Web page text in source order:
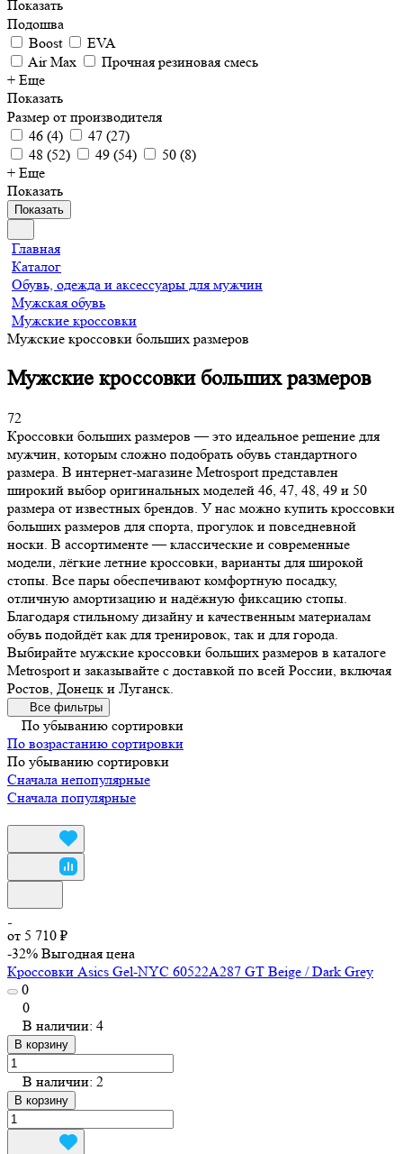
Показать
Подошва
Boost
EVA
Air Max
Прочная резиновая смесь
+ Еще
Показать
Размер от производителя
46 (4) 47 (27)
48 (52) 49 (54) 50 (8)
+ Еще
Показать
Показать
Главная
Каталог
Обувь, одежда и аксессуары для мужчин
Мужская обувь
Мужские кроссовки
Мужские кроссовки больших размеров
Мужские кроссовки больших размеров
72
Кроссовки больших размеров — это идеальное решение для
мужчин, которым сложно подобрать обувь стандартного
размера. В интернет-магазине Metrosport представлен
широкий выбор оригинальных моделей 46, 47, 48, 49 и 50
размера от известных брендов. У нас можно купить кроссовки
больших размеров для спорта, прогулок и повседневной
носки. В ассортименте — классические и современные
модели, лёгкие летние кроссовки, варианты для широкой
стопы. Все пары обеспечивают комфортную посадку,
отличную амортизацию и надёжную фиксацию стопы.
Благодаря стильному дизайну и качественным материалам
обувь подойдёт как для тренировок, так и для города.
Выбирайте мужские кроссовки больших размеров в каталоге
Metrosport и заказывайте с доставкой по всей России, включая
Ростов, Донецк и Луганск.
Все фильтры
По убыванию сортировки
По возрастанию сортировки
По убыванию сортировки
Сначала непопулярные
Сначала популярные
от 5 710 ₽
-32% Выгодная цена
Кроссовки Asics Gel-NYC 60522A287 GT Beige / Dark Grey
0
0
В наличии: 4
В корзину
В наличии: 2
В корзину